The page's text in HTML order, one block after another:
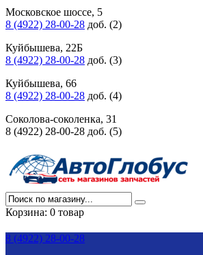
Московское шоссе, 5
8 (4922) 28-00-28 доб. (2)
Куйбышева, 22Б
8 (4922) 28-00-28 доб. (3)
Куйбышева, 66
8 (4922) 28-00-28 доб. (4)
Соколова-соколенка, 31
8 (4922) 28-00-28 доб. (5)
Корзина: 0 товар
8 (4922) 28-00-28